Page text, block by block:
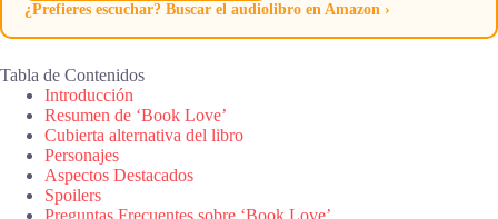
¿Prefieres escuchar? Buscar el audiolibro en Amazon ›
Tabla de Contenidos
Introducción
Resumen de ‘Book Love’
Cubierta alternativa del libro
Personajes
Aspectos Destacados
Spoilers
Preguntas Frecuentes sobre ‘Book Love’